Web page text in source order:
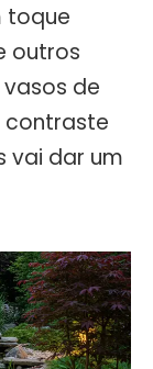
toque
outros
de
contraste
vai dar um